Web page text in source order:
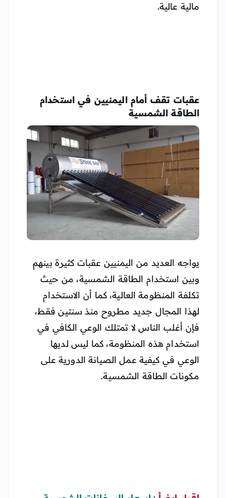
مالية عالية.
عقبات تقف أمام اليمنيين في استخدام
الطاقة الشمسية
يواجه العديد من اليمنيين عقبات كثيرة بينهم
وبين استخدام الطاقة الشمسية، من حيث
تكلفة المنظومة العالية، كما أن الاستخدام
لهذا المجال جديد مطروح منذ سنتين فقط،
فإن أغلب الناس لا تمتلك الوعي الكافي في
استخدام هذه المنظومة، كما ليس لديها
الوعي في كيفية عمل الصيانة الدورية على
مكونات الطاقة الشمسية.